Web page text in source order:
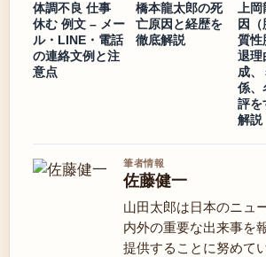
体調不良 仕事
休む 例文 – メー
ル・LINE・電話
の連絡文例と注
意点
橋本龍太郎の死
亡原因と経歴を
徹底解説
上
因（
質性
退理
成、
係、
評を
解説
筆者情報
佐藤健一
山田太郎は日本のニュ
内外の重要な出来事を
提供することに努めて